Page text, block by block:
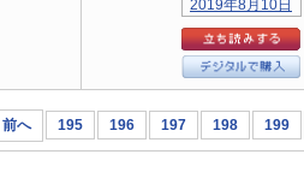
前へ 195 196 197 198 199